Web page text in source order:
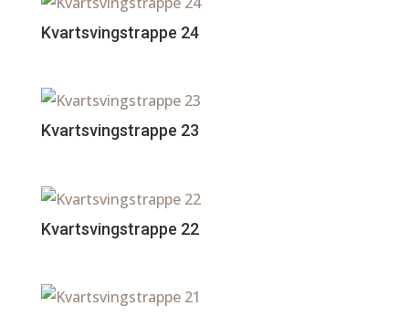
Kvartsvingstrappe 24
Kvartsvingstrappe 23
Kvartsvingstrappe 22